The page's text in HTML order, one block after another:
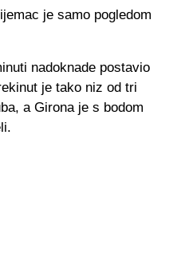
je samo pogledom
nadoknade postavio
je tako niz od tri
a Girona je s bodom